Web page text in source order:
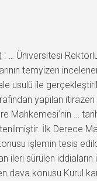
… Üniversitesi
temyizen
usulü ile
yapılan
… tarih
İlk Derece
işlemin tesis
ileri sürülen
dava konusu Kurul